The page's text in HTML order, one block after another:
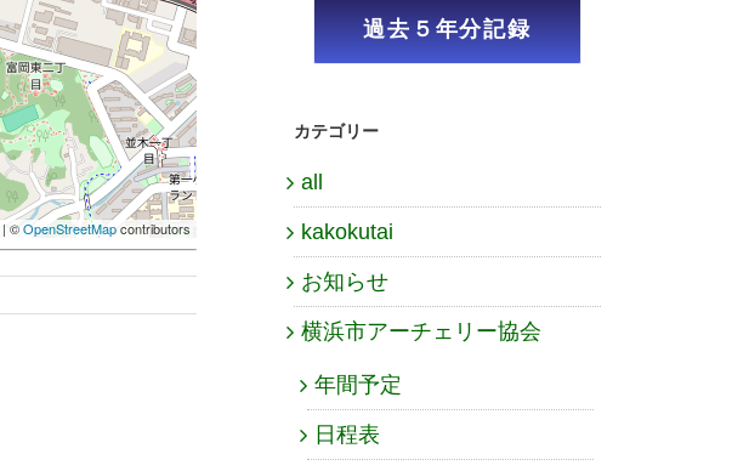
| ©OpenStreetMapcontributors
過去５年分記録
カテゴリー
all
kakokutai
お知らせ
横浜市アーチェリー協会
年間予定
日程表